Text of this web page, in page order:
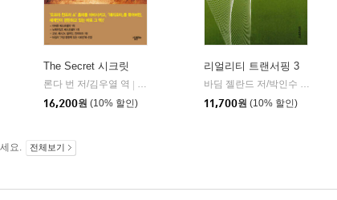
The Secret 시크릿
론다 번 저/김우열 역
살림Biz
16,200원 (10% 할인)
리얼리티 트랜서핑 3
바딤 젤란드 저/박인수 역
11,700원 (10% 할인)
요. 전체보기